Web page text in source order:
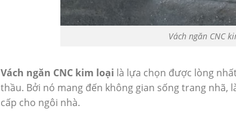
Vách ngăn CNC
Vách ngăn CNC kim loại là lựa chọn được lòng
thầu. Bởi nó mang đến không gian sống trang nhã,
cấp cho ngôi nhà.